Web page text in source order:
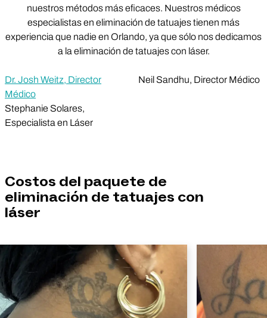
nuestros métodos más eficaces. Nuestros médicos
especialistas en eliminación de tatuajes tienen más
experiencia que nadie en Orlando, ya que sólo nos dedicamos
a la eliminación de tatuajes con láser.
Dr. Josh Weitz, Director
Médico
Neil Sandhu, Director Médico
Stephanie Solares,
Especialista en Láser
Costos del paquete de
eliminación de tatuajes con
láser